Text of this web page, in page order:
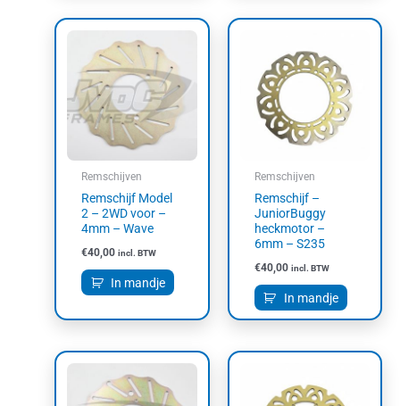
Remschijven
Remschijf Model
2 – 2WD voor –
4mm – Wave
€40,00 incl. BTW
In mandje
Remschijven
Remschijf –
JuniorBuggy
heckmotor –
6mm – S235
€40,00 incl. BTW
In mandje
Prijsklasse:
€50,00
heeft